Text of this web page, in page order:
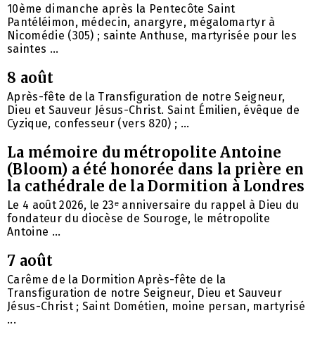
10ème dimanche après la Pentecôte Saint
Pantéléimon, médecin, anargyre, mégalomartyr à
Nicomédie (305) ; sainte Anthuse, martyrisée pour les
saintes ...
8 août
Après-fête de la Transfiguration de notre Seigneur,
Dieu et Sauveur Jésus-Christ. Saint Émilien, évêque de
Cyzique, confesseur (vers 820) ; ...
La mémoire du métropolite Antoine
(Bloom) a été honorée dans la prière en
la cathédrale de la Dormition à Londres
Le 4 août 2026, le 23ᵉ anniversaire du rappel à Dieu du
fondateur du diocèse de Souroge, le métropolite
Antoine ...
7 août
Carême de la Dormition Après-fête de la
Transfiguration de notre Seigneur, Dieu et Sauveur
Jésus-Christ ; Saint Dométien, moine persan, martyrisé
...